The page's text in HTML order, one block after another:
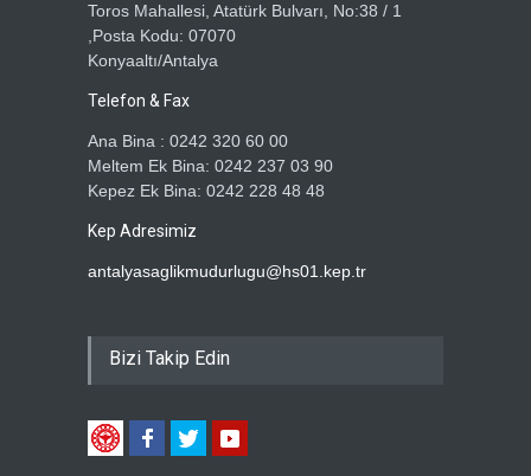
Toros Mahallesi, Atatürk Bulvarı, No:38 / 1
,Posta Kodu: 07070
Konyaaltı/Antalya
Telefon & Fax
Ana Bina : 0242 320 60 00
Meltem Ek Bina: 0242 237 03 90
Kepez Ek Bina: 0242 228 48 48
Kep Adresimiz
antalyasaglikmudurlugu@hs01.kep.tr
Bizi Takip Edin